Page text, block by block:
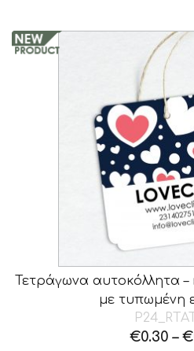
Τετράγωνα αυτοκόλλητα
με τυπωμένη
€0.30 – €